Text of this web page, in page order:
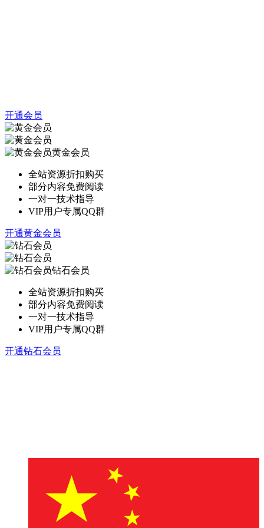
开通会员
黄金会员
全站资源折扣购买
部分内容免费阅读
一对一技术指导
VIP用户专属QQ群
开通黄金会员
钻石会员
全站资源折扣购买
部分内容免费阅读
一对一技术指导
VIP用户专属QQ群
开通钻石会员